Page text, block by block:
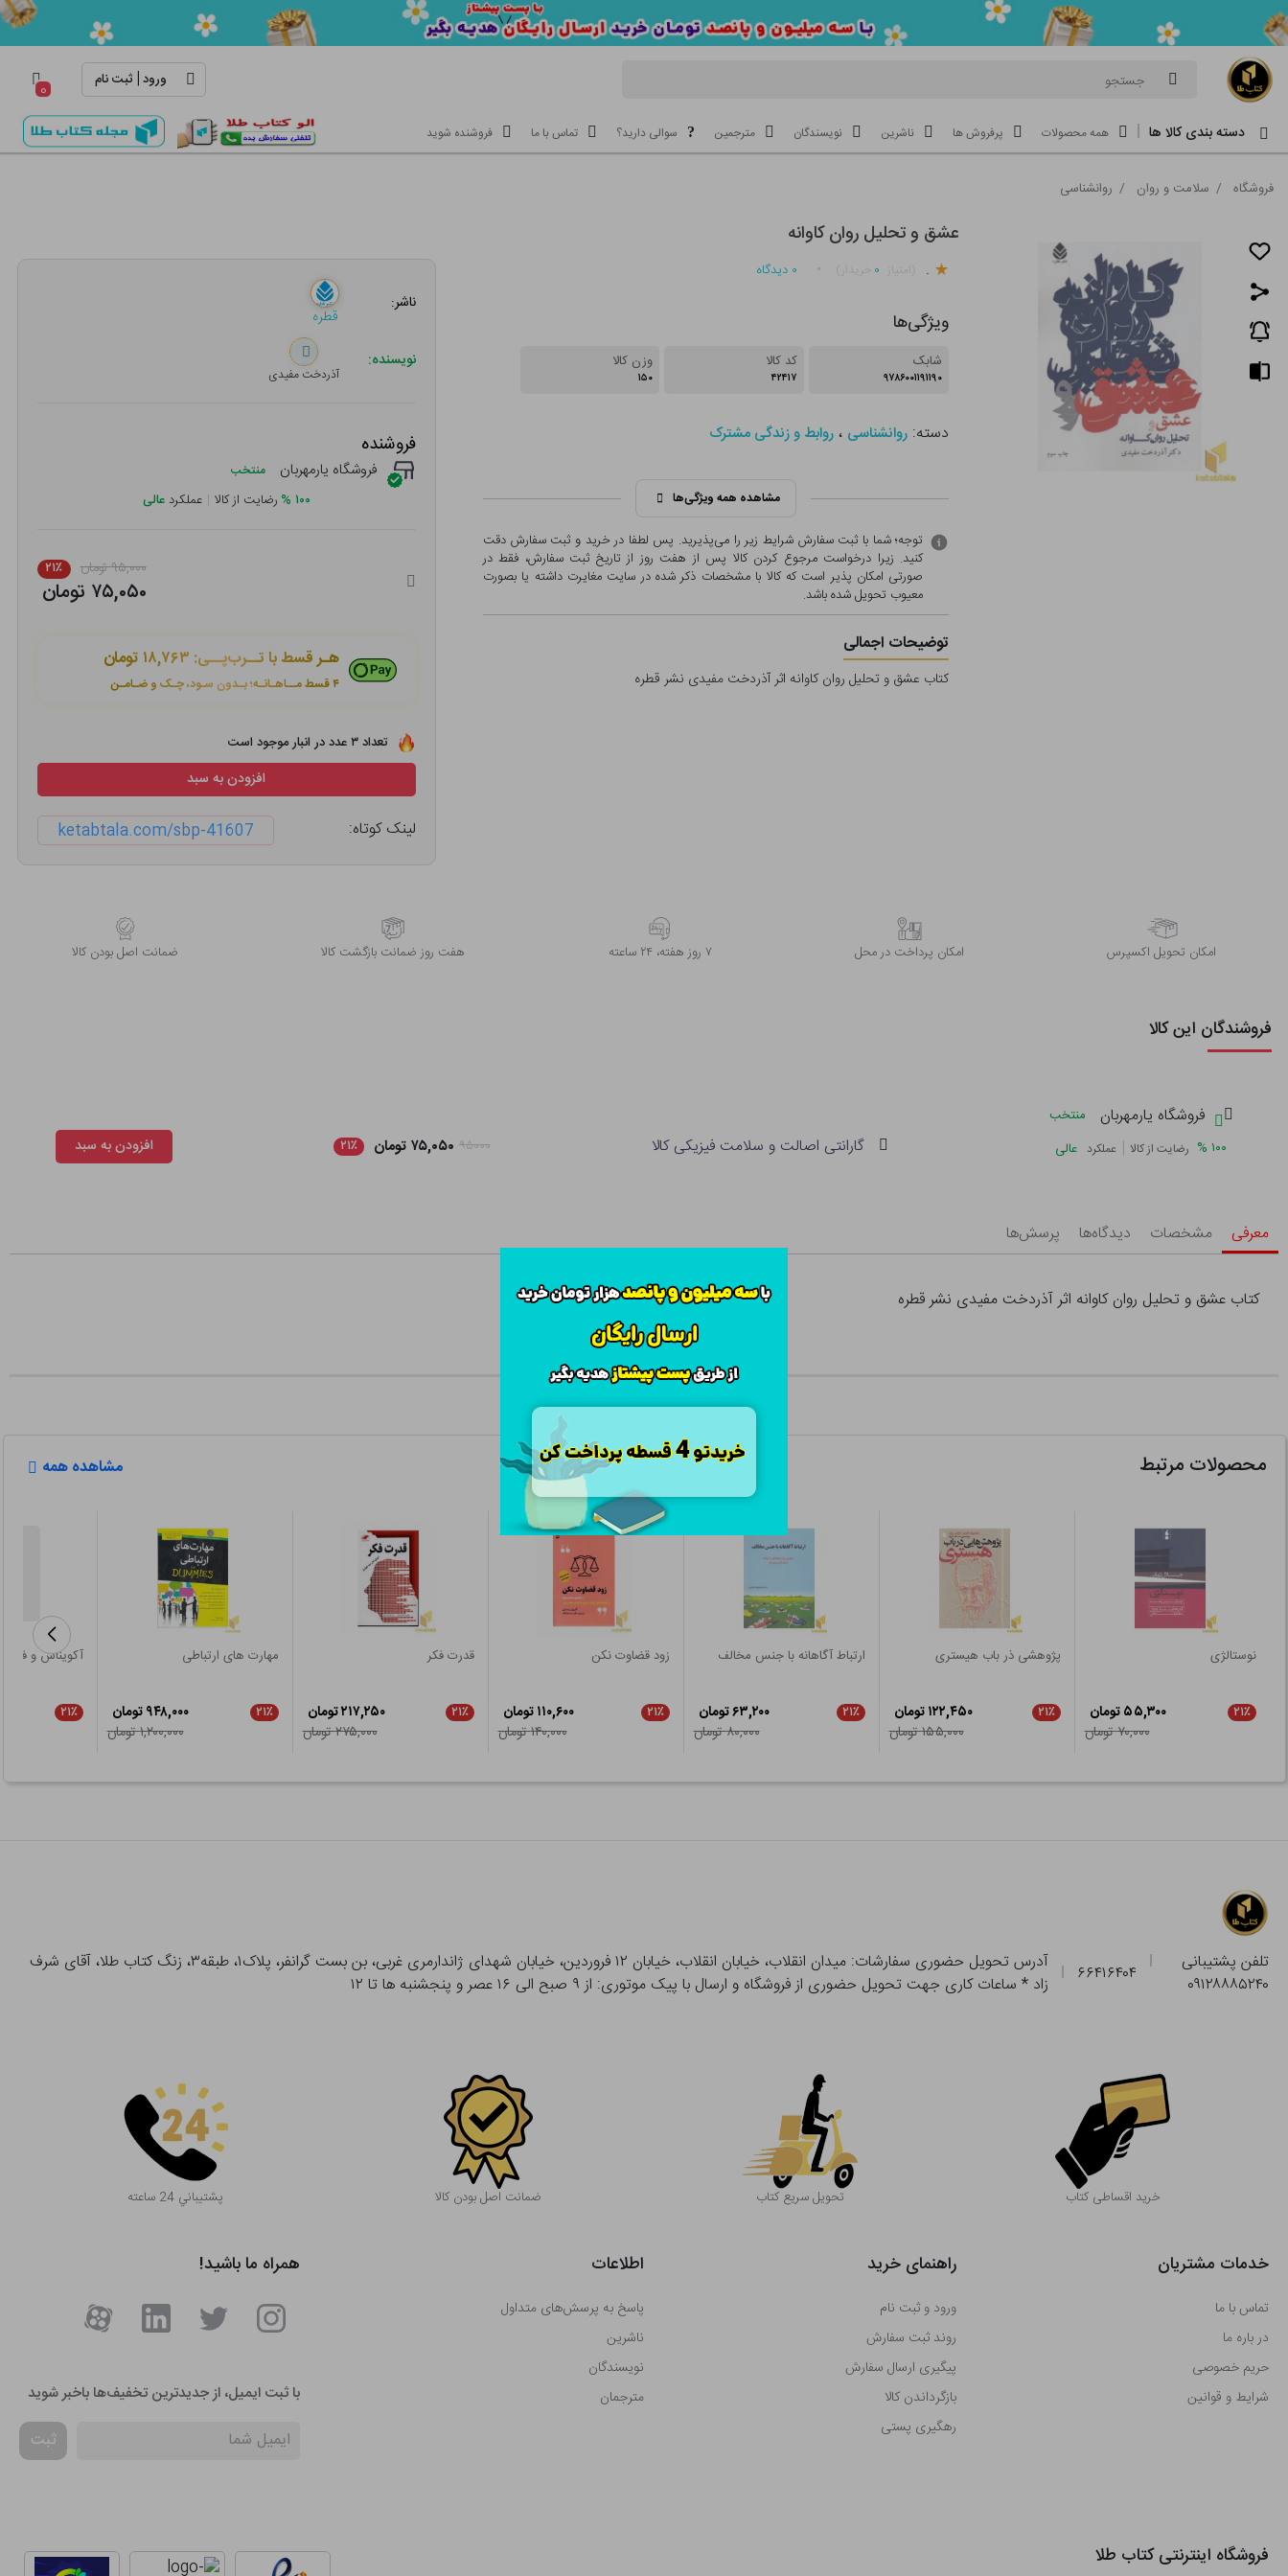
جستجو ورود| ثبت نام ۰
دسته بندی کالا ها همه محصولات پرفروش ها ناشرین نویسندگان مترجمین سوالی دارید؟ تماس با ما فروشنده شوید
فروشگاه / سلامت و روان / روانشناسی
عشق و تحلیل روان کاوانه
. ۰ ۰ دیدگاه
ویژگی‌ها
شابک
۹۷۸۶۰۰۱۱۹۱۱۹۰
کد کالا
۴۲۴۱۷
وزن کالا
۱۵۰
دسته: روانشناسی ، روابط و زندگی مشترک
مشاهده همه ویژگی‌ها
توجه؛ شما با ثبت سفارش شرایط زیر را می‌پذیرید. پس لطفا در خرید و ثبت سفارش دقت
کنید. زیرا درخواست مرجوع کردن کالا پس از هفت روز از تاریخ ثبت سفارش، فقط در
صورتی امکان پذیر است که کالا با مشخصات ذکر شده در سایت مغایرت داشته یا بصورت
معيوب تحویل شده باشد.
توضیحات اجمالی
کتاب عشق و تحلیل روان کاوانه اثر آذردخت مفیدی نشر قطره
ناشر:
قطره
نویسنده:
آذردخت مفیدی
فروشنده
فروشگاه یارمهربان منتخب
۱۰۰ % رضایت از کالا | عملکرد عالی
۹۵,۰۰۰ تومان ۲۱٪
۷۵,۰۵۰ تومان
هـر قسط با تــرب‌پــی: ۱۸,۷۶۳ تومان
۴ قسط مــاهـانـه؛ بـدون سـود، چـک و ضـامـن
تعداد ۳ عدد در انبار موجود است
افزودن به سبد
لینک کوتاه: ketabtala.com/sbp-41607
اﻣﮑﺎن ﺗﺤﻮﯾﻞ اﮐﺴﭙﺮس امکان پرداخت در محل ۷ روز ﻫﻔﺘﻪ، ۲۴ ﺳﺎﻋﺘﻪ هفت روز ضمانت بازگشت کالا ﺿﻤﺎﻧﺖ اﺻﻞ ﺑﻮدن ﮐﺎﻟﺎ
فروشندگان این کالا
فروشگاه یارمهربان
منتخب
۱۰۰ % رضایت از کالا | عملکرد عالی گارانتی اصالت و سلامت فیزیکی کالا ۹۵۰۰۰ ۷۵,۰۵۰ تومان ۲۱٪ افزودن به سبد
معرفی مشخصات دیدگاه‌ها پرسش‌ها
کتاب عشق و تحلیل روان کاوانه اثر آذردخت مفیدی نشر قطره
محصولات مرتبط مشاهده همه
نوستالژی
۲۱٪
۵۵,۳۰۰ تومان
۷۰,۰۰۰ تومان
پژوهشی ذر باب هیستری
۲۱٪
۱۲۲,۴۵۰ تومان
۱۵۵,۰۰۰ تومان
ارتباط آگاهانه با جنس مخالف
۲۱٪
۶۳,۲۰۰ تومان
۸۰,۰۰۰ تومان
زود قضاوت نکن
۲۱٪
۱۱۰,۶۰۰ تومان
۱۴۰,۰۰۰ تومان
قدرت فکر
۲۱٪
۲۱۷,۲۵۰ تومان
۲۷۵,۰۰۰ تومان
مهارت های ارتباطی
۲۱٪
۹۴۸,۰۰۰ تومان
۱,۲۰۰,۰۰۰ تومان
آکویناس و
۲۱٪
تلفن پشتیبانی
۰۹۱۲۸۸۸۵۲۴۰
۶۶۴۱۶۴۰۴
آدرس تحویل حضوری سفارشات: میدان انقلاب، خیابان انقلاب، خیابان ۱۲ فروردین، خیابان شهدای ژاندارمری غربی، بن بست گرانفر، پلاک۱، طبقه۳، زنگ کتاب طلا، آقای شرف
زاد * ساعات کاری جهت تحویل حضوری از فروشگاه و ارسال با پیک موتوری: از ۹ صبح الی ۱۶ عصر و پنجشنبه ها تا ۱۲
خرید اقساطی کتاب تحویل سریع کتاب
بصورت حضوری از آدرس تحویل حضوری سفارش خود را بدون هیچ هزینه ای تحویل بگیرید.
ضمانت اصل بودن کالا پشتيباني 24 ساعته
خدمات مشتریان
تماس با ما
در باره ما
حریم خصوصی
شرایط و قوانین
راهنمای خرید
ورود و ثبت نام
روند ثبت سفارش
پیگیری ارسال سفارش
بازگرداندن کالا
رهگیری پستی
اطلاعات
پاسخ به پرسش‌های متداول
ناشرین
نویسندگان
مترجمان
همراه ما باشید!
با ثبت ایمیل، از جدید‌ترین تخفیف‌ها با‌خبر شوید
ثبت
فروشگاه اینترنتی کتاب طلا